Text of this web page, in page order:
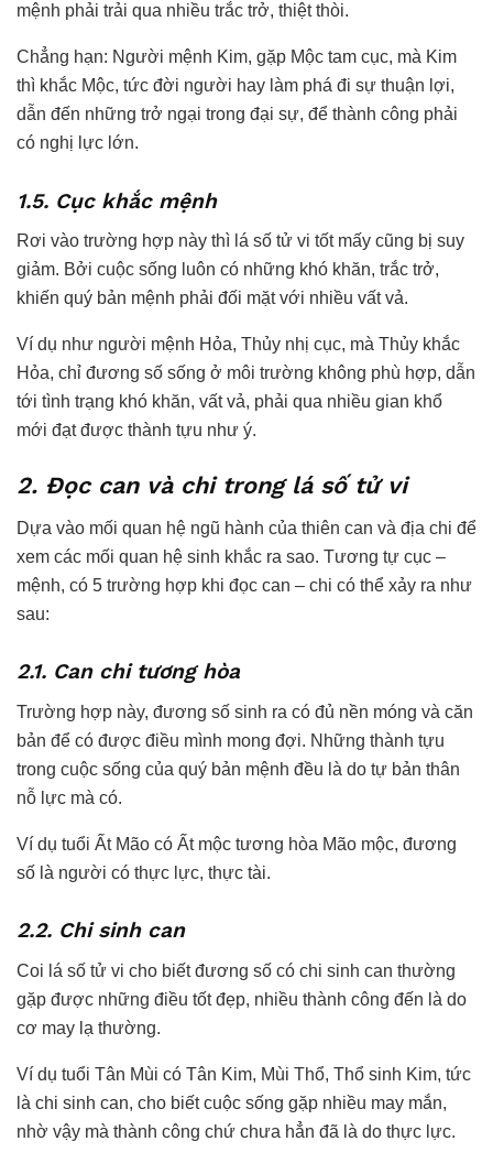
mệnh phải trải qua nhiều trắc trở, thiệt thòi.
Chẳng hạn: Người mệnh Kim, gặp Mộc tam cục, mà Kim
thì khắc Mộc, tức đời người hay làm phá đi sự thuận lợi,
dẫn đến những trở ngại trong đại sự, để thành công phải
có nghị lực lớn.
1.5. Cục khắc mệnh
Rơi vào trường hợp này thì lá số tử vi tốt mấy cũng bị suy
giảm. Bởi cuộc sống luôn có những khó khăn, trắc trở,
khiến quý bản mệnh phải đối mặt với nhiều vất vả.
Ví dụ như người mệnh Hỏa, Thủy nhị cục, mà Thủy khắc
Hỏa, chỉ đương số sống ở môi trường không phù hợp, dẫn
tới tình trạng khó khăn, vất vả, phải qua nhiều gian khổ
mới đạt được thành tựu như ý.
2. Đọc can và chi trong lá số tử vi
Dựa vào mối quan hệ ngũ hành của thiên can và địa chi để
xem các mối quan hệ sinh khắc ra sao. Tương tự cục –
mệnh, có 5 trường hợp khi đọc can – chi có thể xảy ra như
sau:
2.1. Can chi tương hòa
Trường hợp này, đương số sinh ra có đủ nền móng và căn
bản để có được điều mình mong đợi. Những thành tựu
trong cuộc sống của quý bản mệnh đều là do tự bản thân
nỗ lực mà có.
Ví dụ tuổi Ất Mão có Ất mộc tương hòa Mão mộc, đương
số là người có thực lực, thực tài.
2.2. Chi sinh can
Coi lá số tử vi cho biết đương số có chi sinh can thường
gặp được những điều tốt đẹp, nhiều thành công đến là do
cơ may lạ thường.
Ví dụ tuổi Tân Mùi có Tân Kim, Mùi Thổ, Thổ sinh Kim, tức
là chi sinh can, cho biết cuộc sống gặp nhiều may mắn,
nhờ vậy mà thành công chứ chưa hẳn đã là do thực lực.